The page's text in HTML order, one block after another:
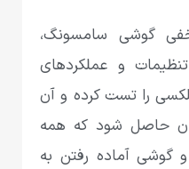
گوشی سامسونگ،
و عملکرد‌های
را تست کرده و آن
حاصل شود که همه
گوشی آماده رفتن به